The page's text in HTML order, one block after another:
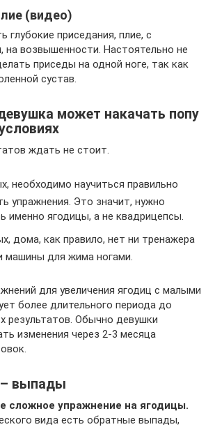
(видео)
приседания, плие, с
на возвышенности. Настоятельно не
приседы на одной ноге, так как
сустав.
может накачать попу
ждать не стоит.
необходимо научиться правильно
упражнения. Это значит, нужно
именно ягодицы, а не квадрицепсы.
дома, как правило, нет ни тренажера
машины для жима ногами.
для увеличения ягодиц с малыми
более длительного периода до
результатов. Обычно девушки
изменения через 2-3 месяца
выпады
сложное упражнение на ягодицы.
вида есть обратные выпады,